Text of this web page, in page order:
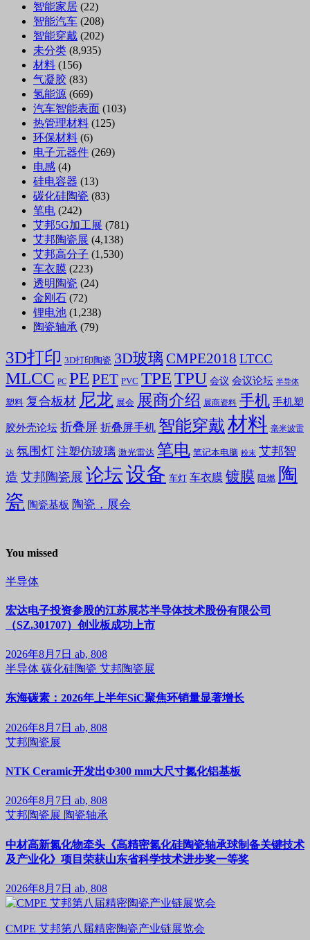
智能家居 (22)
智能汽车 (208)
智能穿戴 (202)
未分类 (8,935)
材料 (156)
气凝胶 (83)
氢能源 (669)
汽车智能表面 (103)
热管理材料 (125)
环保材料 (6)
电子元器件 (269)
电感 (4)
硅电容器 (13)
碳化硅陶瓷 (83)
笔电 (242)
艾邦5G加工展 (781)
艾邦陶瓷展 (4,138)
艾邦高分子 (1,530)
车衣膜 (223)
透明陶瓷 (24)
金刚石 (72)
锂电池 (1,238)
陶瓷轴承 (79)
3D打印 3D打印陶瓷 3D玻璃 CMPE2018 LTCC
MLCC PC PE PET PVC TPETPU 会议 会议论坛 半导体
塑料 复合板材 尼龙 展会 展商介绍 展商资料 手机 手机塑
胶外壳论坛 折叠屏 折叠屏手机 智能穿戴材料 毫米波雷
达 氛围灯 注塑仿玻璃 激光雷达 笔电 笔记本电脑 粉末 艾邦智
造 艾邦陶瓷展 论坛设备 车灯 车衣膜 镀膜 阻燃 陶
瓷 陶瓷基板 陶瓷，展会
You missed
半导体
宏达电子投资参股的江苏展芯半导体技术股份有限公司
（SZ.301707）创业板成功上市
2026年8月7日 ab, 808
半导体 碳化硅陶瓷 艾邦陶瓷展
东海碳素：2026年上半年SiC聚焦环销量显著增长
2026年8月7日 ab, 808
艾邦陶瓷展
NTK Ceramic开发出Φ300 mm大尺寸氮化铝基板
2026年8月7日 ab, 808
艾邦陶瓷展 陶瓷轴承
中材高新氮化物牵头《高精密氮化硅陶瓷轴承球制备关键技术
及产业化》项目荣获山东省科学技术进步奖一等奖
2026年8月7日 ab, 808
CMPE 艾邦第八届精密陶瓷产业链展览会